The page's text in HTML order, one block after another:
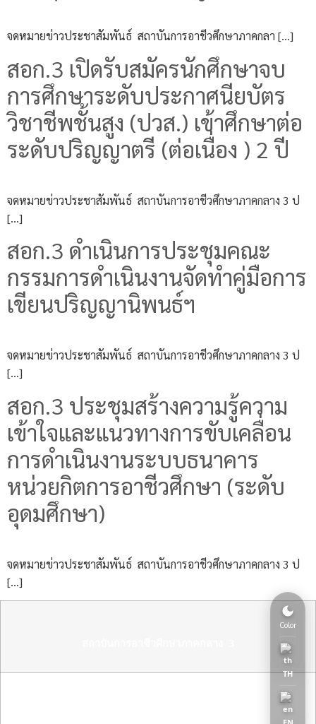
จดหมายข่าวประชาสัมพันธ์ สถาบันการอาชีวศึกษาภาคกลา […]
สอก.3 เปิดรับสมัครนักศึกษาจบ
การศึกษาระดับประกาศนียบัตร
วิชาชีพชั้นสูง (ปวส.) เข้าศึกษาต่อ
ระดับปริญญาตรี (ต่อเนื่อง ) 2 ปี
จดหมายข่าวประชาสัมพันธ์ สถาบันการอาชีวศึกษาภาคกลาง 3 ป
[…]
สอก.3 ดำเนินการประชุมคณะ
กรรมการดำเนินงานจัดทำคู่มือการ
เขียนปริญญานิพนธ์ฯ
จดหมายข่าวประชาสัมพันธ์ สถาบันการอาชีวศึกษาภาคกลาง 3 ป
[…]
สอก.3 ประชุมสร้างความรู้ความ
เข้าใจและแนวทางการขับเคลื่อน
การดำเนินงานระบบธนาคาร
หน่วยกิตการอาชีวศึกษา (ระดับ
อุดมศึกษา)
จดหมายข่าวประชาสัมพันธ์ สถาบันการอาชีวศึกษาภาคกลาง 3 ป
[…]
Color
TH